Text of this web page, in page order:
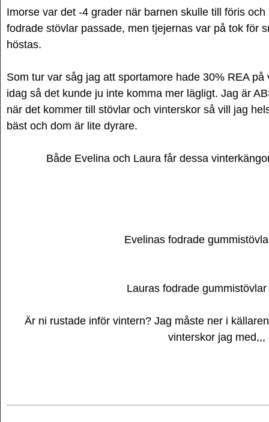
Imorse var det -4 grader när barnen skulle till föris
fodrade stövlar passade, men tjejernas var på tok för
höstas.
Som tur var såg jag att sportamore hade 30% REA
idag så det kunde ju inte komma mer lägligt. Jag är
när det kommer till stövlar och vinterskor så vill jag
bäst och dom är lite dyrare.
Både Evelina och Laura får dessa
Evelinas fodrade
Lauras fodrade gummistövlar
Är ni rustade inför vintern? Jag måste ner i
vinterskor jag med,,,